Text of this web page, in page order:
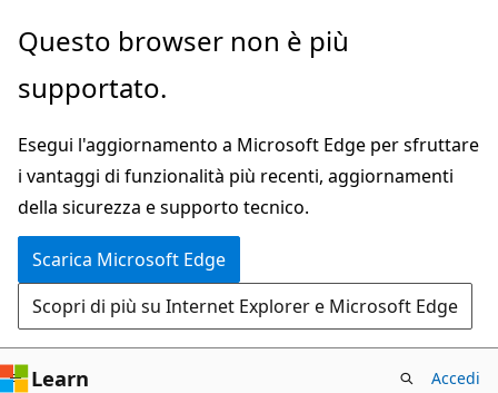
Ignora
passa
contenuto
principale
Questo browser non è più
supportato.
Esegui l'aggiornamento a Microsoft Edge per sfruttare
i vantaggi di funzionalità più recenti, aggiornamenti
della sicurezza e supporto tecnico.
Scarica Microsoft Edge
Scopri di più su Internet Explorer e Microsoft Edge
Learn Accedi